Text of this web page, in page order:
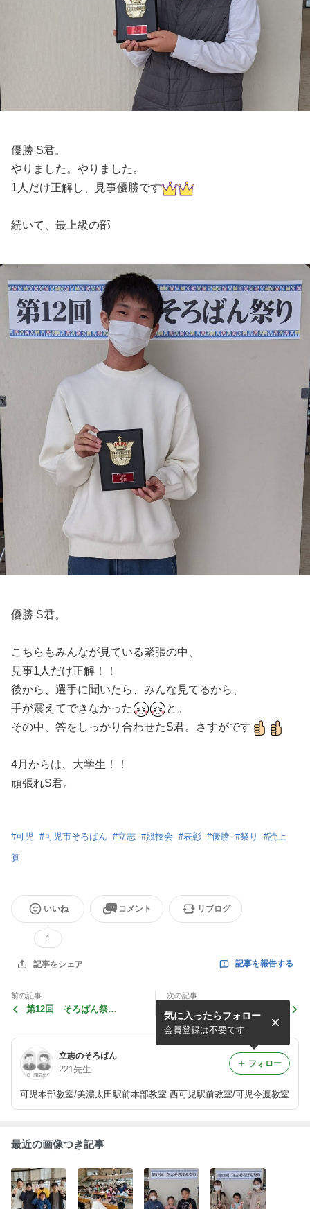
優勝 S君。
やりました。やりました。
1人だけ正解し、見事優勝です
続いて、最上級の部
優勝 S君。
こちらもみんなが見ている緊張の中、
見事1人だけ正解！！
後から、選手に聞いたら、みんな見てるから、
手が震えてできなかった
と。
その中、答をしっかり合わせたS君。さすがです
4月からは、大学生！！
頑張れS君。
#可児 #可児市そろばん #立志 #競技会 #表彰 #優勝 #祭り #読上
算
いいね
1
コメント リブログ
記事をシェア 記事を報告する
前の記事
第12回 そろばん祭
次の記事
第12回 そろばん祭り④
立志のそろばん
221先生
可児本部教室/美濃太田駅前本部教室 西可児駅前教室/可児今渡教室
気に入ったらフォロー
会員登録は不要です
フォロー
最近の画像つき記事